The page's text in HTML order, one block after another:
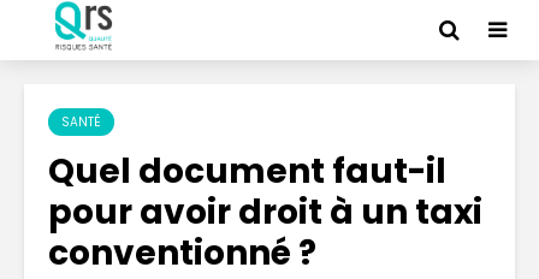
SANTÉ
Quel document faut-il
pour avoir droit à un taxi
conventionné ?